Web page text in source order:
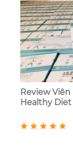
Review
Healthy Diet